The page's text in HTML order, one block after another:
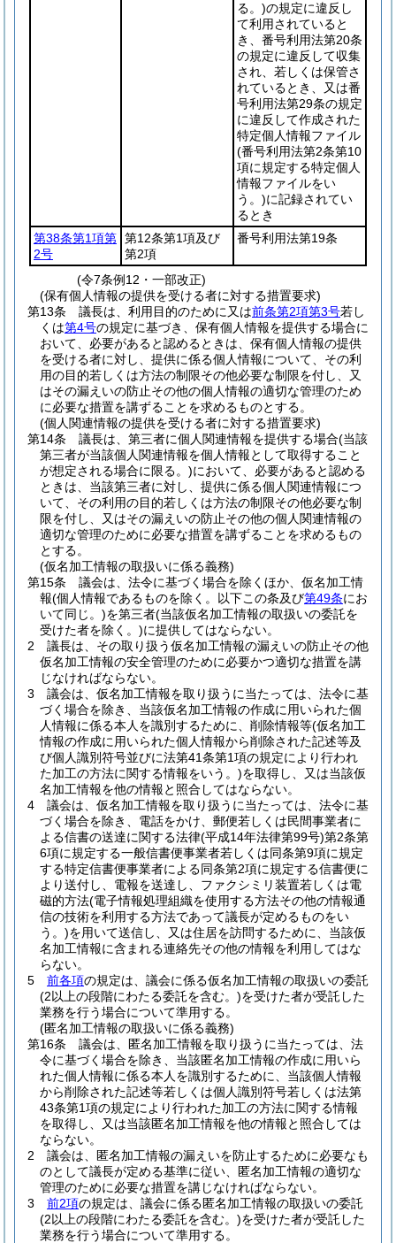
る。)の規定に違反し
て利用されていると
き、番号利用法第20条
の規定に違反して収集
され、若しくは保管さ
れているとき、又は番
号利用法第29条の規定
に違反して作成された
特定個人情報ファイル
(番号利用法第2条第10
項に規定する特定個人
情報ファイルをい
う。)に記録されてい
るとき
第38条第1項第
2号
第12条第1項及び
第2項
番号利用法第19条
(令7条例12・一部改正)
(保有個人情報の提供を受ける者に対する措置要求)
第13条
議長は、利用目的のために又は前条第2項第3号若し
くは第4号の規定に基づき、保有個人情報を提供する場合に
おいて、必要があると認めるときは、保有個人情報の提供
を受ける者に対し、提供に係る個人情報について、その利
用の目的若しくは方法の制限その他必要な制限を付し、又
はその漏えいの防止その他の個人情報の適切な管理のため
に必要な措置を講ずることを求めるものとする。
(個人関連情報の提供を受ける者に対する措置要求)
第14条
議長は、第三者に個人関連情報を提供する場合(当該
第三者が当該個人関連情報を個人情報として取得すること
が想定される場合に限る。)において、必要があると認める
ときは、当該第三者に対し、提供に係る個人関連情報につ
いて、その利用の目的若しくは方法の制限その他必要な制
限を付し、又はその漏えいの防止その他の個人関連情報の
適切な管理のために必要な措置を講ずることを求めるもの
とする。
(仮名加工情報の取扱いに係る義務)
第15条
議会は、法令に基づく場合を除くほか、仮名加工情
報(個人情報であるものを除く。以下この条及び第49条にお
いて同じ。)を第三者(当該仮名加工情報の取扱いの委託を
受けた者を除く。)に提供してはならない。
2
議長は、その取り扱う仮名加工情報の漏えいの防止その他
仮名加工情報の安全管理のために必要かつ適切な措置を講
じなければならない。
3
議会は、仮名加工情報を取り扱うに当たっては、法令に基
づく場合を除き、当該仮名加工情報の作成に用いられた個
人情報に係る本人を識別するために、削除情報等(仮名加工
情報の作成に用いられた個人情報から削除された記述等及
び個人識別符号並びに法第41条第1項の規定により行われ
た加工の方法に関する情報をいう。)を取得し、又は当該仮
名加工情報を他の情報と照合してはならない。
4
議会は、仮名加工情報を取り扱うに当たっては、法令に基
づく場合を除き、電話をかけ、郵便若しくは民間事業者に
よる信書の送達に関する法律(平成14年法律第99号)第2条第
6項に規定する一般信書便事業者若しくは同条第9項に規定
する特定信書便事業者による同条第2項に規定する信書便に
より送付し、電報を送達し、ファクシミリ装置若しくは電
磁的方法(電子情報処理組織を使用する方法その他の情報通
信の技術を利用する方法であって議長が定めるものをい
う。)を用いて送信し、又は住居を訪問するために、当該仮
名加工情報に含まれる連絡先その他の情報を利用してはな
らない。
5
前各項の規定は、議会に係る仮名加工情報の取扱いの委託
(2以上の段階にわたる委託を含む。)を受けた者が受託した
業務を行う場合について準用する。
(匿名加工情報の取扱いに係る義務)
第16条
議会は、匿名加工情報を取り扱うに当たっては、法
令に基づく場合を除き、当該匿名加工情報の作成に用いら
れた個人情報に係る本人を識別するために、当該個人情報
から削除された記述等若しくは個人識別符号若しくは法第
43条第1項の規定により行われた加工の方法に関する情報
を取得し、又は当該匿名加工情報を他の情報と照合しては
ならない。
2
議会は、匿名加工情報の漏えいを防止するために必要なも
のとして議長が定める基準に従い、匿名加工情報の適切な
管理のために必要な措置を講じなければならない。
3
前2項の規定は、議会に係る匿名加工情報の取扱いの委託
(2以上の段階にわたる委託を含む。)を受けた者が受託した
業務を行う場合について準用する。